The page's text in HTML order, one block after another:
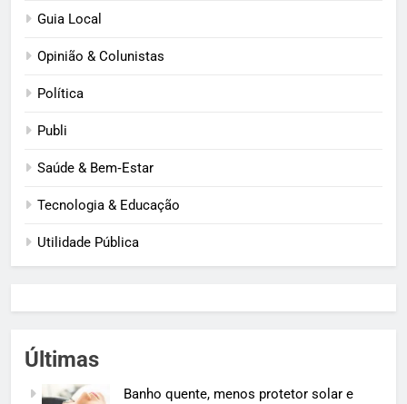
Guia Local
Opinião & Colunistas
Política
Publi
Saúde & Bem‑Estar
Tecnologia & Educação
Utilidade Pública
Últimas
Banho quente, menos protetor solar e